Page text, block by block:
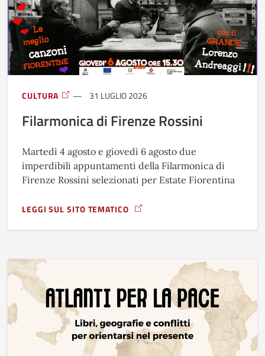
CULTURA 31 LUGLIO 2026
Filarmonica di Firenze Rossini
Martedì 4 agosto e giovedì 6 agosto due
imperdibili appuntamenti della Filarmonica di
Firenze Rossini selezionati per Estate Fiorentina
LEGGI SUL SITO TEMATICO
A PROPOSITO DI FILARMONICA DI FIRENZE ROSSINI